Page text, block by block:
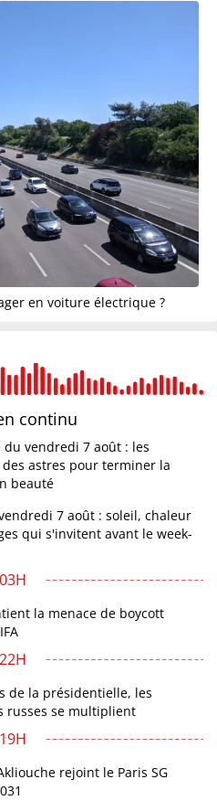
en voiture électrique ?
continu
du vendredi 7 août : les
astres pour terminer la
beauté
7 août : soleil, chaleur
qui s'invitent avant le week-
03H
la menace de boycott
22H
de la présidentielle, les
russes se multiplient
19H
rejoint le Paris SG